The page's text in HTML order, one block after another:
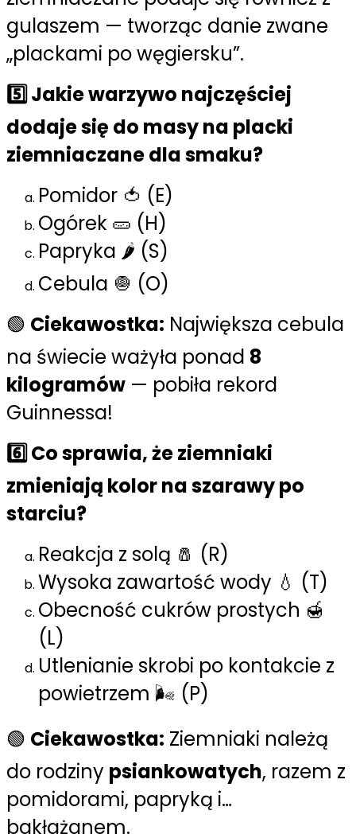
gulaszem — tworząc danie zwane
„plackami po węgiersku”.
5️⃣ Jakie warzywo najczęściej
dodaje się do masy na placki
ziemniaczane dla smaku?
Pomidor 🍅 (E)
Ogórek 🥒 (H)
Papryka 🌶️ (S)
Cebula 🧅 (O)
🟢 Ciekawostka: Największa cebula
na świecie ważyła ponad 8
kilogramów — pobiła rekord
Guinnessa!
6️⃣ Co sprawia, że ziemniaki
zmieniają kolor na szarawy po
starciu?
Reakcja z solą 🧂 (R)
Wysoka zawartość wody 💧 (T)
Obecność cukrów prostych 🍯
(L)
Utlenianie skrobi po kontakcie z
powietrzem 🌬️ (P)
🟢 Ciekawostka: Ziemniaki należą
do rodziny psiankowatych, razem z
pomidorami, papryką i…
bakłażanem.